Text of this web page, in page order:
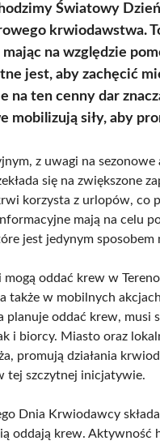
Światowy
krwiodawstwa.
na względzie
jest, aby zachęcić
na ten cenny dar
mobilizują siły, aby
z uwagi na
się na zwiększone
korzysta z urlopów, co
mają na celu
jest jedynym sposobem
mogą oddać krew w
także w mobilnych
planuje oddać krew, musi
i biorcy. Miasto oraz
promują działania
tej szczytnej inicjatywie.
Dnia Krwiodawcy
oddają krew. Aktywność